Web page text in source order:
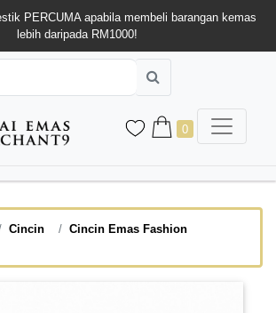
PERCUMA apabila membeli barangan kemas
lebih daripada RM1000!
0
Cincin
Cincin Emas Fashion